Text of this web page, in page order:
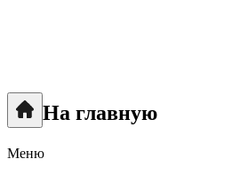
На главную
Меню